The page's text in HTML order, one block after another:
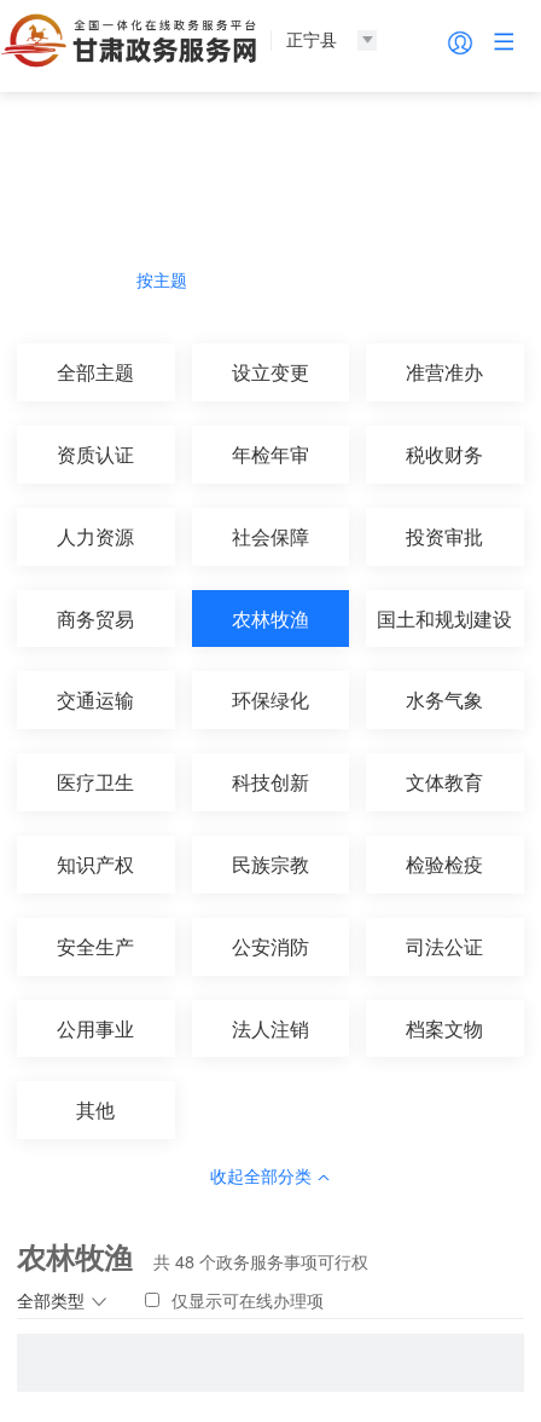
正宁县
按主题
全部主题 设立变更 准营准办
资质认证 年检年审 税收财务
人力资源 社会保障 投资审批
商务贸易 农林牧渔 国土和规划建设
交通运输 环保绿化 水务气象
医疗卫生 科技创新 文体教育
知识产权 民族宗教 检验检疫
安全生产 公安消防 司法公证
公用事业 法人注销 档案文物
其他
收起全部分类
农林牧渔
全部类型
共48 个政务服务事项可行权
仅显示可在线办理项